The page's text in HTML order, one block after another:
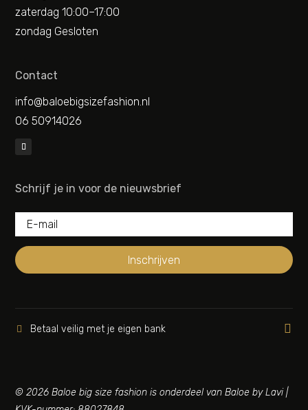
zaterdag 10:00–17:00
zondag Gesloten
Contact
info@baloebigsizefashion.nl
06 50914026
Schrijf je in voor de nieuwsbrief
Inschrijven
 Betaal veilig met je eigen bank 
© 2026 Baloe big size fashion is onderdeel van Baloe by Lavi |